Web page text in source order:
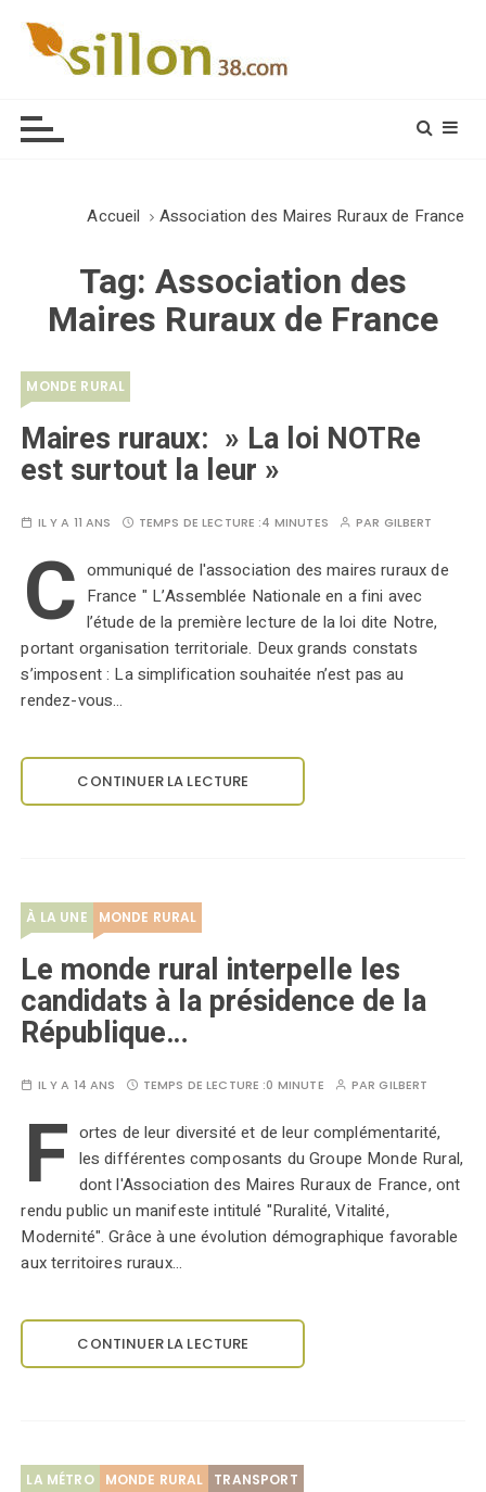
Accueil Association des Maires Ruraux de France
Tag: Association des
Maires Ruraux de France
MONDE RURAL
Maires ruraux: » La loi NOTRe
est surtout la leur »
IL Y A 11 ANS TEMPS DE LECTURE :4 MINUTES PAR GILBERT
C ommuniqué de l'association des maires ruraux de
France " L’Assemblée Nationale en a fini avec
l’étude de la première lecture de la loi dite Notre,
portant organisation territoriale. Deux grands constats
s’imposent : La simplification souhaitée n’est pas au
rendez-vous…
CONTINUER LA LECTURE
À LA UNE MONDE RURAL
Le monde rural interpelle les
candidats à la présidence de la
République…
IL Y A 14 ANS TEMPS DE LECTURE :0 MINUTE PARGILBERT
F ortes de leur diversité et de leur complémentarité,
les différentes composants du Groupe Monde Rural,
dont l'Association des Maires Ruraux de France, ont
rendu public un manifeste intitulé "Ruralité, Vitalité,
Modernité". Grâce à une évolution démographique favorable
aux territoires ruraux…
CONTINUER LA LECTURE
LA MÉTRO MONDE RURAL TRANSPORT